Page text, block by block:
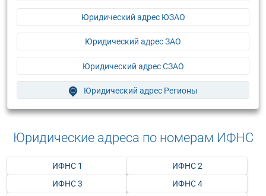
Юридический адрес ЮЗАО
Юридический адрес ЗАО
Юридический адрес СЗАО
Юридический адрес Регионы
Юридические адреса по номерам ИФНС
ИФНС 1
ИФНС 2
ИФНС 3
ИФНС 4